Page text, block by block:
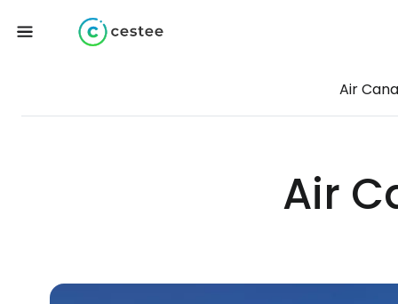
Air
Air